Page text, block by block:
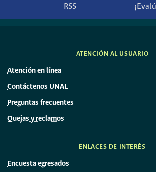
RSS
ATENCIÓN AL USUARIO
Atención en línea
Contáctenos UNAL
Preguntas frecuentes
Quejas y reclamos
ENLACES DE INTERÉS
Encuesta egresados